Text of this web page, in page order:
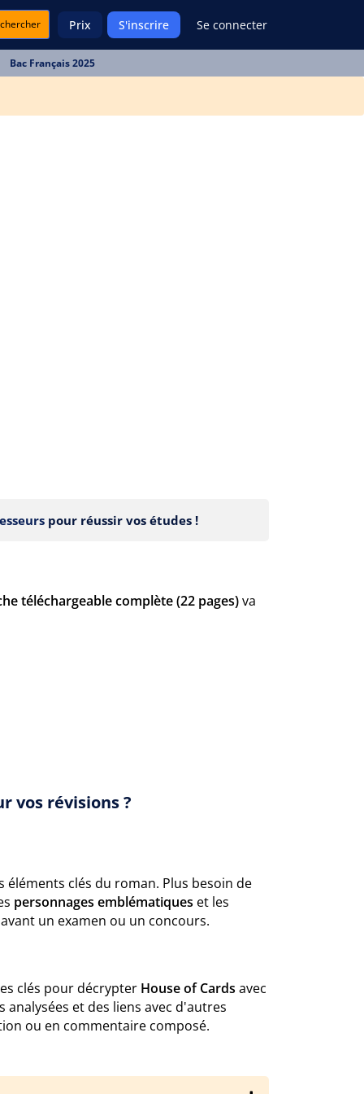
Prix S'inscrire Se connecter
Bac Français 2025
pour réussir vos études !
téléchargeable complète (22 pages)va
vos révisions ?
clés du roman. Plus besoin de
personnages emblématiques et les
un examen ou un concours.
clés pour décrypter House of Cards avec
et des liens avec d'autres
ou en commentaire composé.